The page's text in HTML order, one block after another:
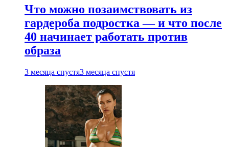
Что можно позаимствовать из
гардероба подростка — и что после
40 начинает работать против
образа
3 месяца спустя3 месяца спустя